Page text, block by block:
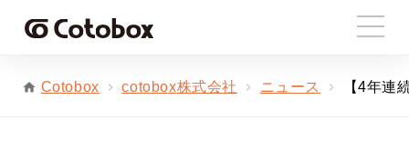
Cotobox cotobox株式会社 ニュース 【4年連